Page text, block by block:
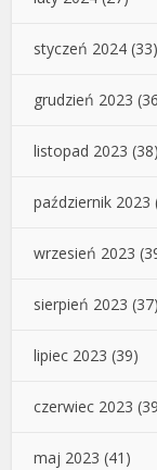
styczeń 2024 (33)
grudzień 2023
listopad 2023 (38)
październik 2023
wrzesień 2023
sierpień 2023 (37)
lipiec 2023 (39)
czerwiec 2023
maj 2023 (41)